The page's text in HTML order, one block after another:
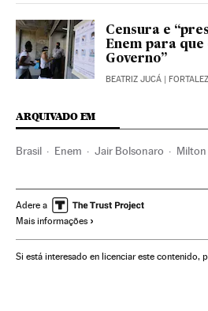
Censura e
Enem para que
Governo”
BEATRIZ JUCÁ |
ARQUIVADO EM
Brasil Enem Jair Bolsonaro Milton
Crises políticas Desigualdade social
América do Sul
Adere a
Mais informações
Si está interesado en licenciar este contenido,